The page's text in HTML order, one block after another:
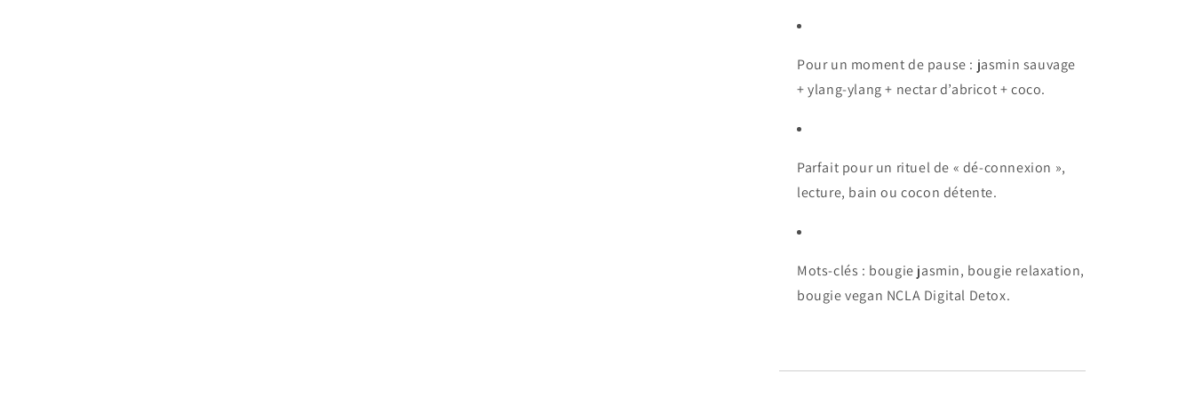
Pour un moment de pause : jasmin sauvage
+ ylang-ylang + nectar d’abricot + coco.
Parfait pour un rituel de « dé-connexion »,
lecture, bain ou cocon détente.
Mots-clés : bougie jasmin, bougie relaxation,
bougie vegan NCLA Digital Detox.